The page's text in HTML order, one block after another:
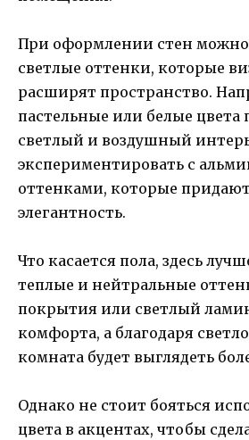
При оформлении стен можно
светлые оттенки, которые
расширят пространство.
пастельные или белые цвета
светлый и воздушный
экспериментировать с
оттенками, которые
элегантность.
Что касается пола, здесь
теплые и нейтральные
покрытия или светлый
комфорта, а благодаря
комната будет выглядеть
Однако не стоит бояться
цвета в акцентах, чтобы